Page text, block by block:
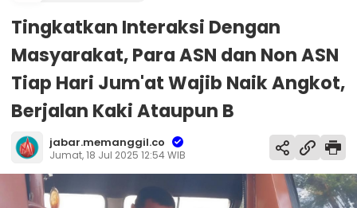
Tingkatkan Interaksi Dengan
Masyarakat, Para ASN dan Non ASN
Tiap Hari Jum'at Wajib Naik Angkot,
Berjalan Kaki Ataupun B
jabar.memanggil.co
Jumat, 18 Jul 2025 12:54 WIB